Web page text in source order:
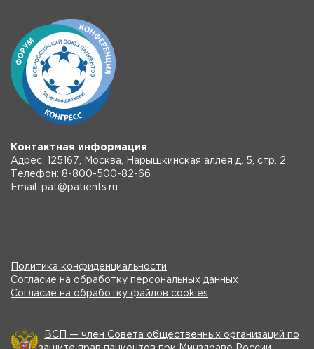
Контактная информация
Адрес: 125167, Москва, Нарышкинская аллея д. 5, стр. 2
Телефон: 8-800-500-82-66
Email: pat@patients.ru
Политика конфиденциальности
Согласие на обработку персональных данных
Согласие на обработку файлов cookies
ВСП — член Совета общественных организаций по